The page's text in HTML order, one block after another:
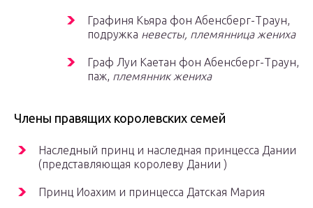
Графиня Кьяра фон Абенсберг-Траун,
подружка невесты, племянница жениха
Граф Луи Каетан фон Абенсберг-Траун,
паж, племянник жениха
Члены правящих королевских семей
Наследный принц и наследная принцесса Дании
(представляющая королеву Дании )
Принц Иоахим и принцесса Датская Мария